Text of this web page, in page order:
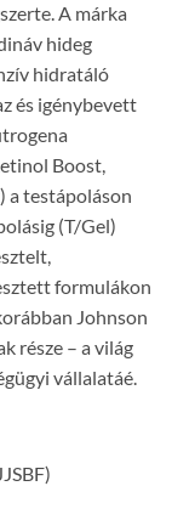
A márka
hideg
hidratáló
és igénybevett
Boost,
a testápoláson
(T/Gel)
formulákon
Johnson
része – a világ
vállalatáé.